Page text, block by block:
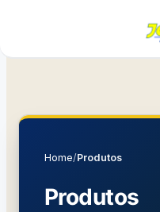
Home/Produtos
Produtos